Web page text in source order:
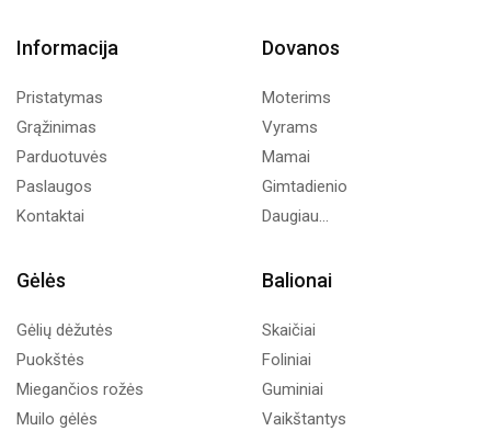
Informacija
Pristatymas
Grąžinimas
Parduotuvės
Paslaugos
Kontaktai
Dovanos
Moterims
Vyrams
Mamai
Gimtadienio
Daugiau...
Gėlės
Gėlių dėžutės
Puokštės
Miegančios rožės
Muilo gėlės
Balionai
Skaičiai
Foliniai
Guminiai
Vaikštantys